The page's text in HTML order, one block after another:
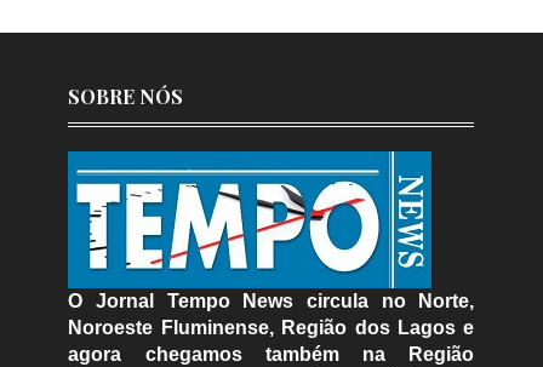
SOBRE NÓS
O Jornal Tempo News circula no Norte,
Noroeste Fluminense, Região dos Lagos e
agora chegamos também na Região